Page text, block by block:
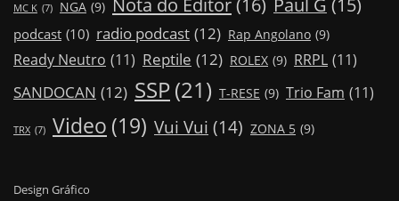
MC K (7) NGA (9) Paul G (15)
podcast (10) radio podcast (12) Rap Angolano (9)
Ready Neutro (11) Reptile (12) ROLEX (9) RRPL (11)
SANDOCAN (12) SSP(21) T-RESE (9) Trio Fam (11)
TRX (7) Video (19) Vui Vui (14) ZONA 5 (9)
Design Gráfico